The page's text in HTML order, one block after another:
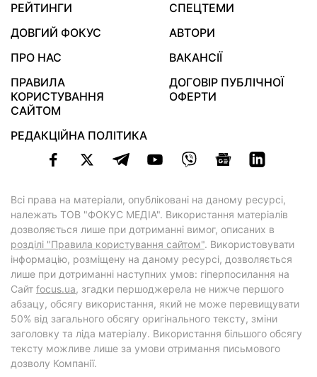
РЕЙТИНГИ
СПЕЦТЕМИ
ДОВГИЙ ФОКУС
АВТОРИ
ПРО НАС
ВАКАНСІЇ
ПРАВИЛА
КОРИСТУВАННЯ
САЙТОМ
ДОГОВІР ПУБЛІЧНОЇ
ОФЕРТИ
РЕДАКЦІЙНА ПОЛІТИКА
Всі права на матеріали, опубліковані на даному ресурсі,
належать ТОВ "ФОКУС МЕДІА". Використання матеріалів
дозволяється лише при дотриманні вимог, описаних в
розділі "Правила користування сайтом". Використовувати
інформацію, розміщену на даному ресурсі, дозволяється
лише при дотриманні наступних умов: гіперпосилання на
Cайт focus.ua, згадки першоджерела не нижче першого
абзацу, обсягу використання, який не може перевищувати
50% від загального обсягу оригінального тексту, зміни
заголовку та ліда матеріалу. Використання більшого обсягу
тексту можливе лише за умови отримання письмового
дозволу Компанії.